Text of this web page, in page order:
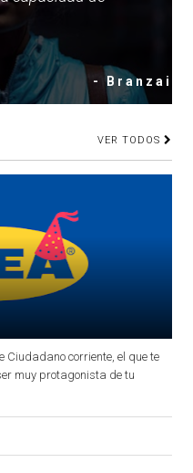
- Branzai
VER TODOS
Ciudadano corriente, el que te
muy protagonista de tu